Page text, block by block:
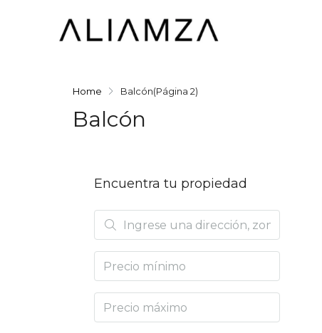
Home Balcón(Página 2)
Balcón
Encuentra tu propiedad